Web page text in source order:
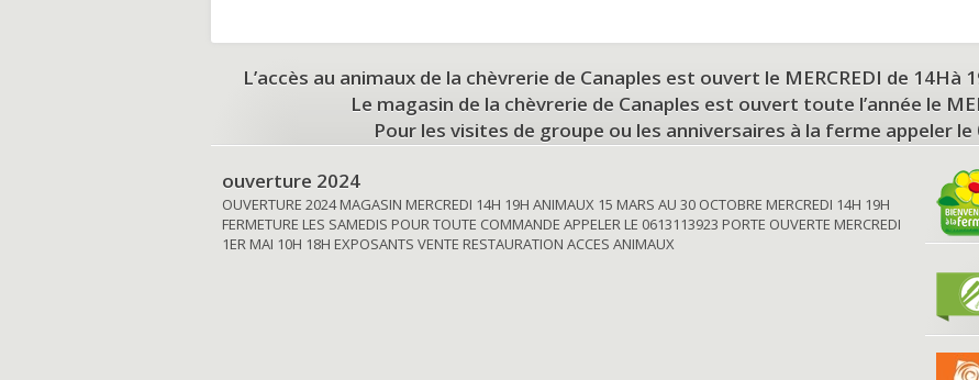
L’accès au animaux de la chèvrerie de Canaples est ouvert le MERCREDI de 14Hà
Le magasin de la chèvrerie de Canaples est ouvert toute l’année le
Pour les visites de groupe ou les anniversaires à la ferme appeler le
ouverture 2024
OUVERTURE 2024 MAGASIN MERCREDI 14H 19H ANIMAUX 15 MARS AU 30 OCTOBRE MERCREDI 14H 19H
FERMETURE LES SAMEDIS POUR TOUTE COMMANDE APPELER LE 0613113923 PORTE OUVERTE MERCREDI
1ER MAI 10H 18H EXPOSANTS VENTE RESTAURATION ACCES ANIMAUX